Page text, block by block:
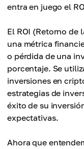
entra en juego el
El ROI (Retorno de
una métrica
o pérdida de una
porcentaje. Se
inversiones en
estrategias de
éxito de su
expectativas.
Ahora que